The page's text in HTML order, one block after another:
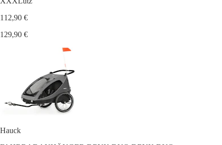
112,90 €
129,90 €
Hauck